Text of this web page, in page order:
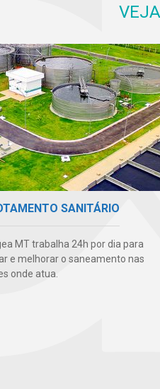
SANITÁRIO
MT trabalha 24h por dia para
e melhorar o saneamento nas
onde atua.